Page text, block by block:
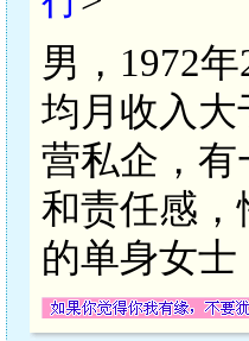
男，1972
均月收入大
营私企，
和责任感
的单身女